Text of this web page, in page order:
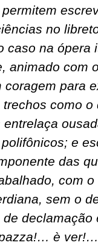
no
caso na ópera
animado com
coragem para
como o
e
das
com
sem o
è